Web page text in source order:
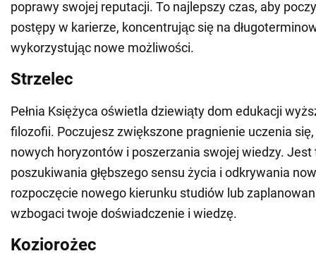
poprawy swojej reputacji. To najlepszy czas, aby
postępy w karierze, koncentrując się na
wykorzystując nowe możliwości.
Strzelec
Pełnia Księżyca oświetla dziewiąty dom edukacji
filozofii. Poczujesz zwiększone pragnienie uczenia
nowych horyzontów i poszerzania swojej wiedzy. Jest
poszukiwania głębszego sensu życia i odkrywania
rozpoczęcie nowego kierunku studiów lub
wzbogaci twoje doświadczenie i wiedzę.
Koziorożec